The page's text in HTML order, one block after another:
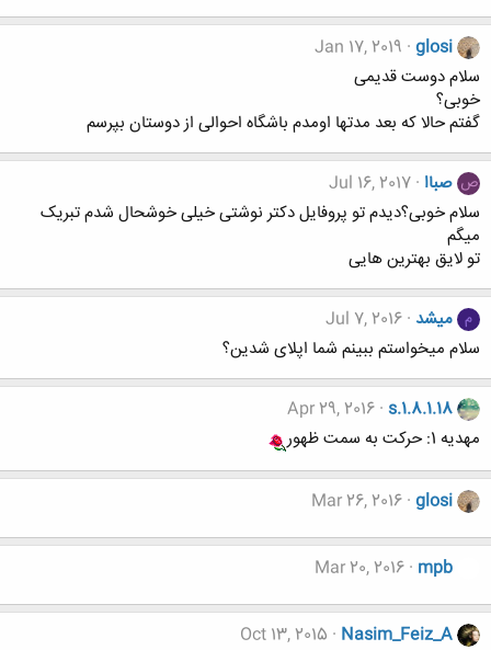
glosi
Jan 17, 2019
سلام دوست قدیمی
خوبی؟
گفتم حالا که بعد مدتها اومدم باشگاه احوالی از دوستان بپرسم
ص صباا Jul 16, 2017
سلام خوبی؟دیدم تو پروفایل دکتر نوشتی خیلی خوشحال شدم تبریک
میگم
تو لایق بهترین هایی
م میشد Jul 7, 2016
سلام میخواستم ببینم شما اپلای شدین؟
s.1.8.1.18
Apr 29, 2016
مهدیه 1: حرکت به سمت ظهور
glosi
Mar 26, 2016
mpb
Mar 20, 2016
Nasim_Feiz_A
Oct 13, 2015